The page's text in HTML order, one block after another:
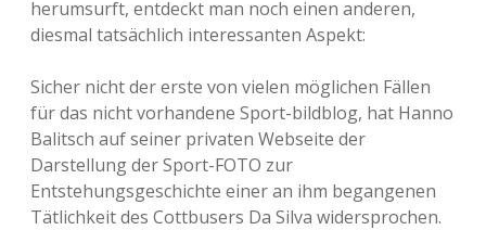
herumsurft, entdeckt man noch einen anderen,
diesmal tatsächlich interessanten Aspekt:
Sicher nicht der erste von vielen möglichen Fällen
für das nicht vorhandene Sport-bildblog, hat Hanno
Balitsch auf seiner privaten Webseite der
Darstellung der Sport-FOTO zur
Entstehungsgeschichte einer an ihm begangenen
Tätlichkeit des Cottbusers Da Silva widersprochen.